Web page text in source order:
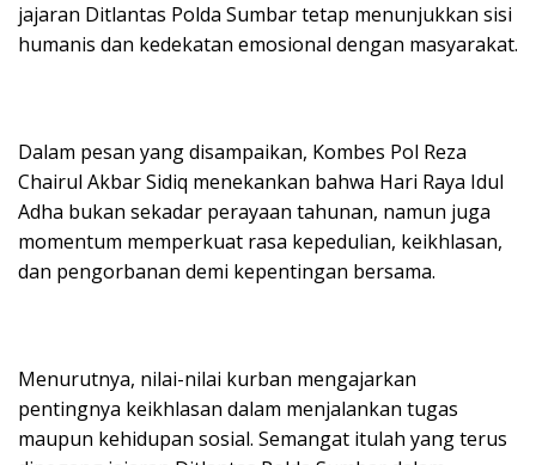
jajaran Ditlantas Polda Sumbar tetap menunjukkan sisi
humanis dan kedekatan emosional dengan masyarakat.
Dalam pesan yang disampaikan, Kombes Pol Reza
Chairul Akbar Sidiq menekankan bahwa Hari Raya Idul
Adha bukan sekadar perayaan tahunan, namun juga
momentum memperkuat rasa kepedulian, keikhlasan,
dan pengorbanan demi kepentingan bersama.
Menurutnya, nilai-nilai kurban mengajarkan
pentingnya keikhlasan dalam menjalankan tugas
maupun kehidupan sosial. Semangat itulah yang terus